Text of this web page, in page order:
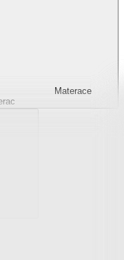
Materace